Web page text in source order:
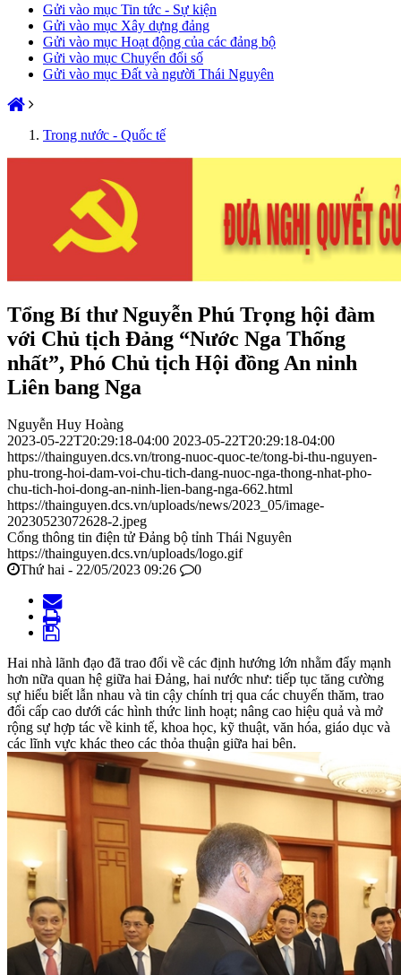
Gửi vào mục Tin tức - Sự kiện
Gửi vào mục Xây dựng đảng
Gửi vào mục Hoạt động của các đảng bộ
Gửi vào mục Chuyển đổi số
Gửi vào mục Đất và người Thái Nguyên
Trong nước - Quốc tế
Tổng Bí thư Nguyễn Phú Trọng hội đàm
với Chủ tịch Đảng “Nước Nga Thống
nhất”, Phó Chủ tịch Hội đồng An ninh
Liên bang Nga
Nguyễn Huy Hoàng
2023-05-22T20:29:18-04:00 2023-05-22T20:29:18-04:00
https://thainguyen.dcs.vn/trong-nuoc-quoc-te/tong-bi-thu-nguyen-
phu-trong-hoi-dam-voi-chu-tich-dang-nuoc-nga-thong-nhat-pho-
chu-tich-hoi-dong-an-ninh-lien-bang-nga-662.html
https://thainguyen.dcs.vn/uploads/news/2023_05/image-
20230523072628-2.jpeg
Cổng thông tin điện tử Đảng bộ tỉnh Thái Nguyên
https://thainguyen.dcs.vn/uploads/logo.gif
Thứ hai - 22/05/2023 09:26
0
Hai nhà lãnh đạo đã trao đổi về các định hướng lớn nhằm đẩy mạnh
hơn nữa quan hệ giữa hai Đảng, hai nước như: tiếp tục tăng cường
sự hiểu biết lẫn nhau và tin cậy chính trị qua các chuyến thăm, trao
đổi cấp cao dưới các hình thức linh hoạt; nâng cao hiệu quả và mở
rộng sự hợp tác về kinh tế, khoa học, kỹ thuật, văn hóa, giáo dục và
các lĩnh vực khác theo các thỏa thuận giữa hai bên.